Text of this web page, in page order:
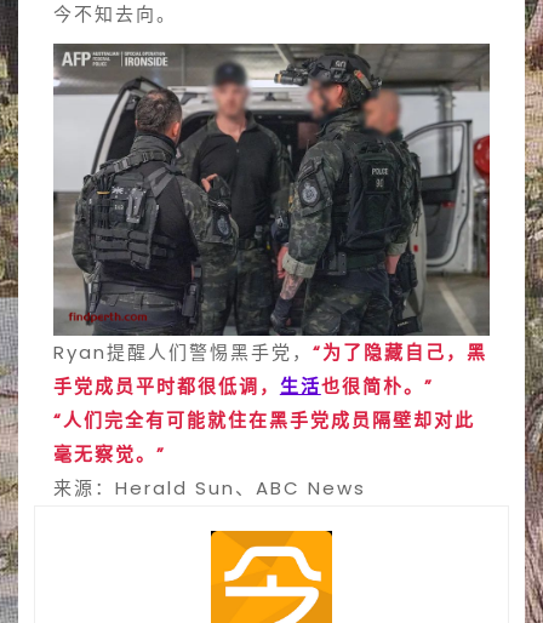
今不知去向。
Ryan提醒人们警惕黑手党， “为了隐藏自己，黑
手党成员平时都很低调， 生活也很简朴。”
“人们完全有可能就住在黑手党成员隔壁却对此
毫无察觉。”
来源：Herald Sun、ABC News